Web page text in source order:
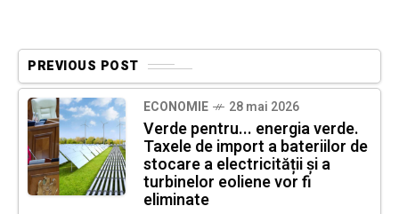
PREVIOUS POST
ECONOMIE 28 mai 2026
Verde pentru... energia verde.
Taxele de import a bateriilor de
stocare a electricității și a
turbinelor eoliene vor fi
eliminate